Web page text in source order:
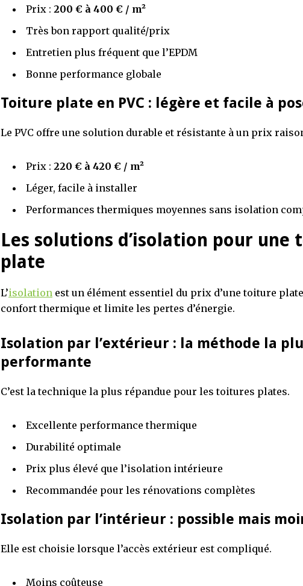
Prix : 200 € à 400 € / m²
Très bon rapport qualité/prix
Entretien plus fréquent que l’EPDM
Bonne performance globale
Toiture plate en PVC : légère et facile à
Le PVC offre une solution durable et résistante à un prix
Prix : 220 € à 420 € / m²
Léger, facile à installer
Performances thermiques moyennes sans isolation
Les solutions d’isolation pour une
plate
L’isolation est un élément essentiel du prix d’une toiture
confort thermique et limite les pertes d’énergie.
Isolation par l’extérieur : la méthode la
performante
C’est la technique la plus répandue pour les toitures plates.
Excellente performance thermique
Durabilité optimale
Prix plus élevé que l’isolation intérieure
Recommandée pour les rénovations complètes
Isolation par l’intérieur : possible mais
Elle est choisie lorsque l’accès extérieur est compliqué.
Moins coûteuse